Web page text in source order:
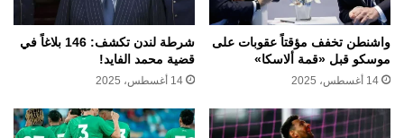
واشنطن تخفف مؤقتاً عقوبات على
موسكو قبل «قمة ألاسكا»
14 أغسطس، 2025
شرطة لندن تكشف: 146 بلاغاً في
قضية محمد الفايد!
14 أغسطس، 2025